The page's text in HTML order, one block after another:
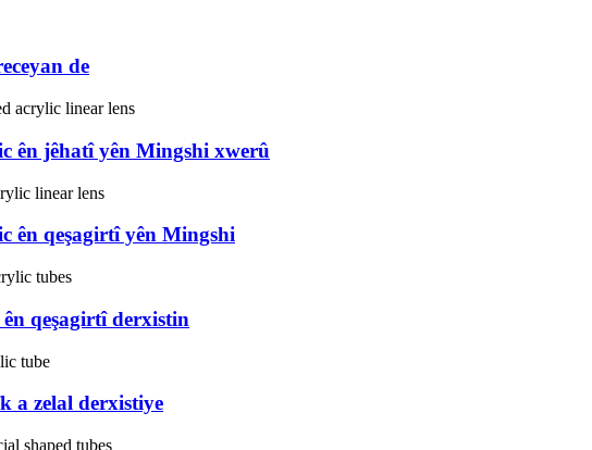
de
ên jêhatî yên Mingshi xwerû
ên qeşagirtî yên Mingshi
qeşagirtî derxistin
a zelal derxistiye